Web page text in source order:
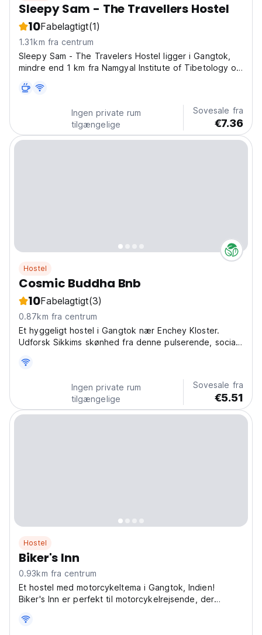
Sleepy Sam - The Travellers Hostel
10Fabelagtigt(1)
1.31km fra centrum
Sleepy Sam - The Travelers Hostel ligger i Gangtok,
mindre end 1 km fra Namgyal Institute of Tibetology og
Ingen private rum
tilgængelige
Sovesale fra
€7.36
Hostel
Cosmic Buddha Bnb
10Fabelagtigt(3)
0.87km fra centrum
Et hyggeligt hostel i Gangtok nær Enchey Kloster.
Udforsk Sikkims skønhed fra denne pulserende, sociale
andre rejsende. (Auto-translated from original
Ingen private rum
tilgængelige
Sovesale fra
€5.51
Hostel
Biker's Inn
0.93km fra centrum
Et hostel med motorcykeltema i Gangtok, Indien!
Biker's Inn er perfekt til motorcykelrejsende, der
eventyrhistorier. (Auto-translated from original